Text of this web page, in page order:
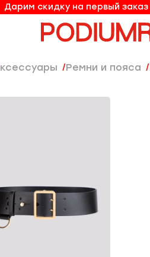
10% на первый заказ по
Дарим скидку на первый
Аксессуары Ремни и пояса